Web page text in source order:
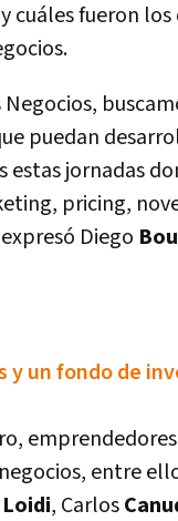
cuáles fueron
Negocios,
puedan
estas jornadas
pricing,
Diego
y un fondo de
entre
Loidi, Carlos